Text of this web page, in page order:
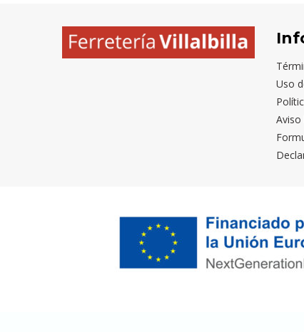
Uso
Aviso